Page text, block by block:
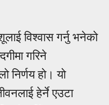
विश्वास गर्नु भनेको
गरिने
निर्णय हो। यो
हेर्ने एउटा